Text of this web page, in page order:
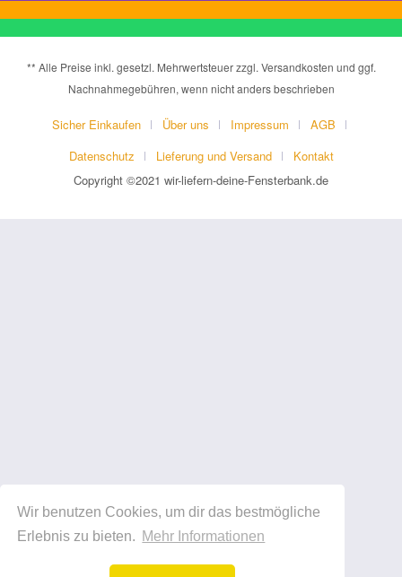
Wir benutzen Cookies, um dir das bestmögliche
Erlebnis zu bieten. Mehr Informationen
** Alle Preise inkl. gesetzl. Mehrwertsteuer zzgl. Versandkosten und ggf.
Nachnahmegebühren, wenn nicht anders beschrieben
Sicher Einkaufen Über uns Impressum
AGB
Datenschutz
Lieferung und Versand
Kontakt
Copyright ©2021 wir-liefern-deine-Fensterbank.de